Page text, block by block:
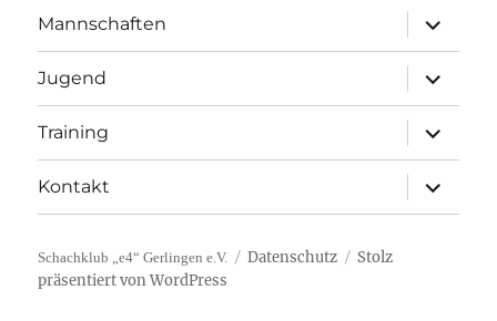
Mannschaften
öffnen
Jugend
öffnen
Training
öffnen
Kontakt
öffnen
Schachklub „e4“ Gerlingen e.V. Datenschutz
Stolz
präsentiert von WordPress